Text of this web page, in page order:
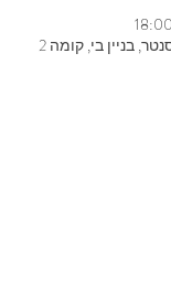
בניין בי, קומה 2